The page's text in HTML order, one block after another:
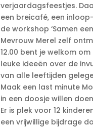
verjaardagsfeestjes.
een breicafé, een
de workshop ‘Samen
Mevrouw Merel zelf
12.00 bent je welkom
leuke ideeën over de
van alle leeftijden
Maak een last minute
in een doosje willen
Er is plek voor 12
een vrijwillige bijdrage